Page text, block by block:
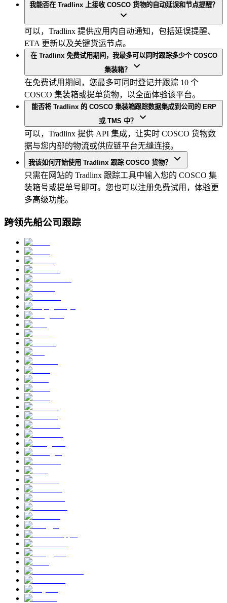
我能否在 Tradlinx 上接收 COSCO 货物的自动延误和节点提醒？
可以，Tradlinx 提供应用内自动通知，包括延误提醒、
ETA 更新以及关键货运节点。
在 Tradlinx 免费试用期间，我最多可以同时跟踪多少个 COSCO
集装箱？
在免费试用期间，您最多可同时登记并跟踪 10 个
COSCO 集装箱或提单货物，以全面体验该平台。
能否将 Tradlinx 的 COSCO 集装箱跟踪数据集成到公司的 ERP
或 TMS 中？
可以，Tradlinx 提供 API 集成，让实时 COSCO 货物数
据与您内部的物流或供应链平台无缝连接。
我该如何开始使用 Tradlinx 跟踪 COSCO 货物？
只需在网站的 Tradlinx 跟踪工具中输入您的 COSCO 集
装箱号或提单号即可。您也可以注册免费试用，体验更
多高级功能。
跨领先船公司跟踪